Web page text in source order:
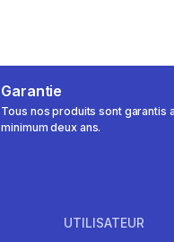
Garantie
Tous nos produits sont garantis
minimum deux ans.
UTILISATEUR